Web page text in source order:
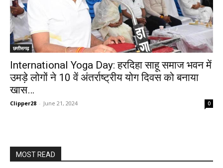
छत्तीसगढ़
International Yoga Day: हरदिहा साहू समाज भवन में
उमड़े लोगों ने 10 वें अंतर्राष्ट्रीय योग दिवस को बनाया
खास…
Clipper28 - June 21, 2024 0
MOST READ